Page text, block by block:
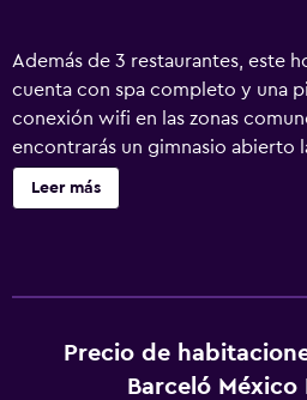
Además de 3 restaurantes, este
cuenta con spa completo y una
conexión wifi en las zonas
encontrarás un gimnasio abierto
lounge y un bar-cafetería.
505 alojamientos con aire
equipados con ducha con
albornoces, artículos de higiene
Leer más
Precio de
Barceló México